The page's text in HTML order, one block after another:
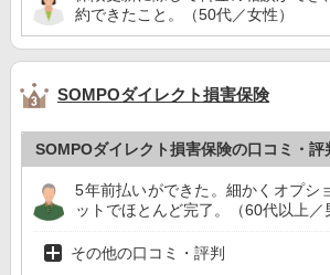
約できたこと。（50代／女性）
SOMPOダイレクト損害保険
SOMPOダイレクト損害保険の口コミ・評
5年前払いができた。細かくオプシ
ットでほとんど完了。（60代以上／
その他の口コミ・評判